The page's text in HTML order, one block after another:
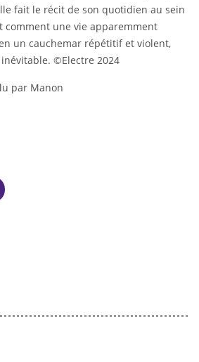
fait le récit de son quotidien au sein
comment une vie apparemment
un cauchemar répétitif et violent,
©Electre 2024
par Manon